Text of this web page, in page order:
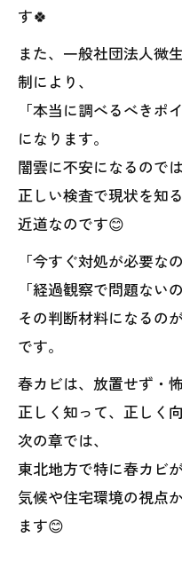
す🍀
また、一般社団法人微
制により、
「本当に調べるべきポ
になります。
闇雲に不安になるのでは
正しい検査で現状を知
近道なのです😊
「今すぐ対処が必要なの
「経過観察で問題ないの
その判断材料になるの
です。
春カビは、放置せず・
正しく知って、正しく
次の章では、
東北地方で特に春カビ
気候や住宅環境の視点
ます😊